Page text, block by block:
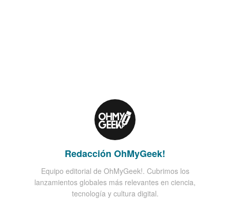
Redacción OhMyGeek!
Equipo editorial de OhMyGeek!. Cubrimos los
lanzamientos globales más relevantes en ciencia,
tecnología y cultura digital.